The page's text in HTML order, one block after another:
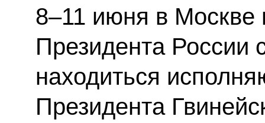
8–11 июня в
Президента России
находиться
Президента